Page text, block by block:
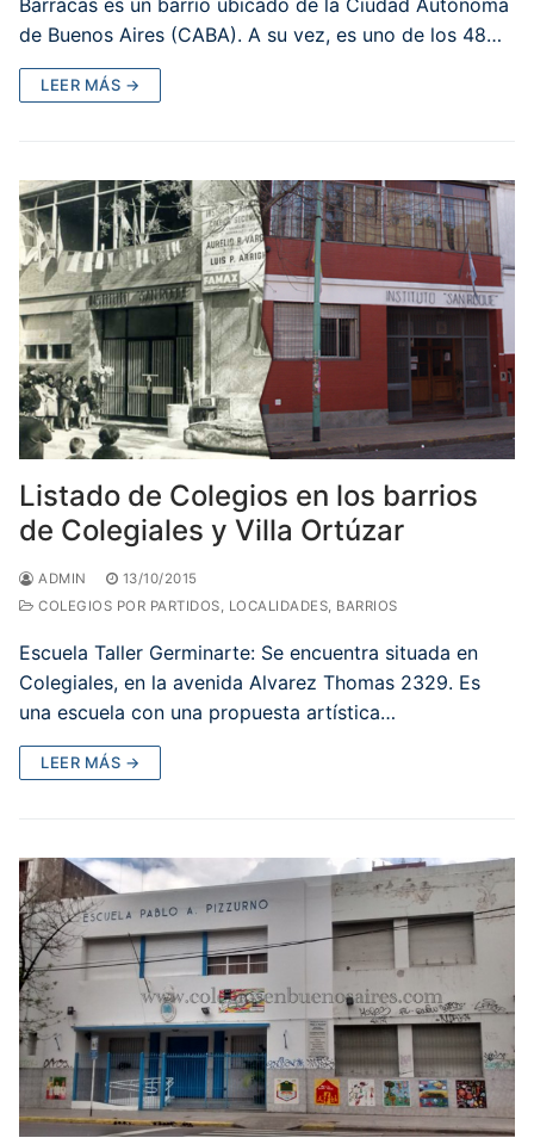
de Buenos Aires (CABA). A su vez, es uno de los 48…
LEER MÁS →
Listado de Colegios en los barrios
de Colegiales y Villa Ortúzar
ADMIN
13/10/2015
COLEGIOS POR PARTIDOS, LOCALIDADES, BARRIOS
Escuela Taller Germinarte: Se encuentra situada en
Colegiales, en la avenida Alvarez Thomas 2329. Es
una escuela con una propuesta artística…
LEER MÁS →